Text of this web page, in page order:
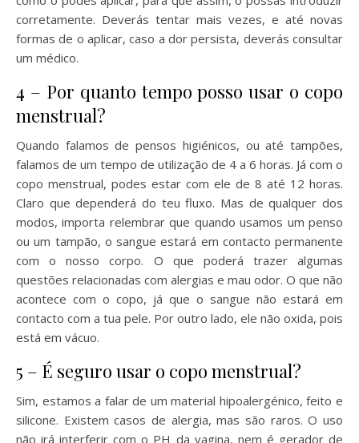
corretamente. Deverás tentar mais vezes, e até novas
formas de o aplicar, caso a dor persista, deverás consultar
um médico.
4 – Por quanto tempo posso usar o copo
menstrual?
Quando falamos de pensos higiénicos, ou até tampões,
falamos de um tempo de utilização de 4 a 6 horas. Já com o
copo menstrual, podes estar com ele de 8 até 12 horas.
Claro que dependerá do teu fluxo. Mas de qualquer dos
modos, importa relembrar que quando usamos um penso
ou um tampão, o sangue estará em contacto permanente
com o nosso corpo. O que poderá trazer algumas
questões relacionadas com alergias e mau odor. O que não
acontece com o copo, já que o sangue não estará em
contacto com a tua pele. Por outro lado, ele não oxida, pois
está em vácuo.
5 – É seguro usar o copo menstrual?
Sim, estamos a falar de um material hipoalergénico, feito e
silicone. Existem casos de alergia, mas são raros. O uso
não irá interferir com o PH da vagina, nem é gerador de